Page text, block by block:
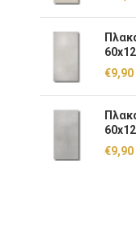
€9,90
€9,90